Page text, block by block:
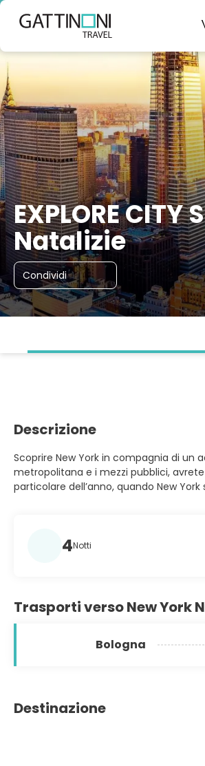
EXPLORE
Natalizie
Condividi
Descrizione
Scoprire New York in compagnia di
metropolitana e i mezzi pubblici,
particolare dell’anno, quando New
4Notti
Trasporti verso New York
Bologna
Destinazione